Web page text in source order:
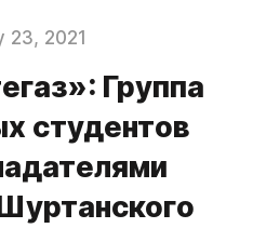
23, 2021
Группа
студентов